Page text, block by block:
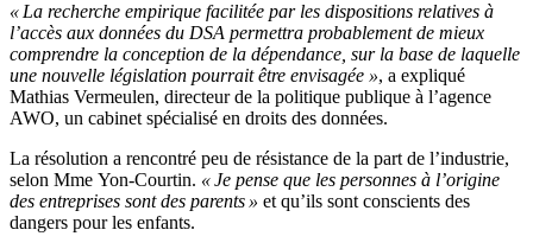
« La recherche empirique facilitée par les dispositions relatives à
l’accès aux données du DSA permettra probablement de mieux
comprendre la conception de la dépendance, sur la base de laquelle
une nouvelle législation pourrait être envisagée », a expliqué
Mathias Vermeulen, directeur de la politique publique à l’agence
AWO, un cabinet spécialisé en droits des données.
La résolution a rencontré peu de résistance de la part de l’industrie,
selon Mme Yon-Courtin. « Je pense que les personnes à l’origine
des entreprises sont des parents » et qu’ils sont conscients des
dangers pour les enfants.